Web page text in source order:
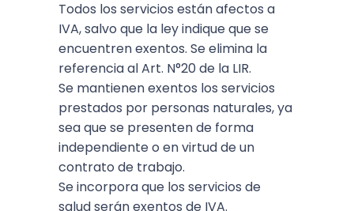
Todos los servicios están afectos a
IVA, salvo que la ley indique que se
encuentren exentos. Se elimina la
referencia al Art. N°20 de la LIR.
Se mantienen exentos los servicios
prestados por personas naturales, ya
sea que se presenten de forma
independiente o en virtud de un
contrato de trabajo.
Se incorpora que los servicios de
salud serán exentos de IVA.